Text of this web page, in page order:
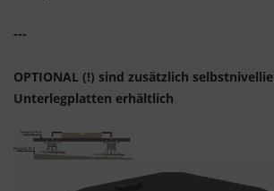
---
OPTIONAL (!) sind zusätzlich
Unterlegplatten erhältlich